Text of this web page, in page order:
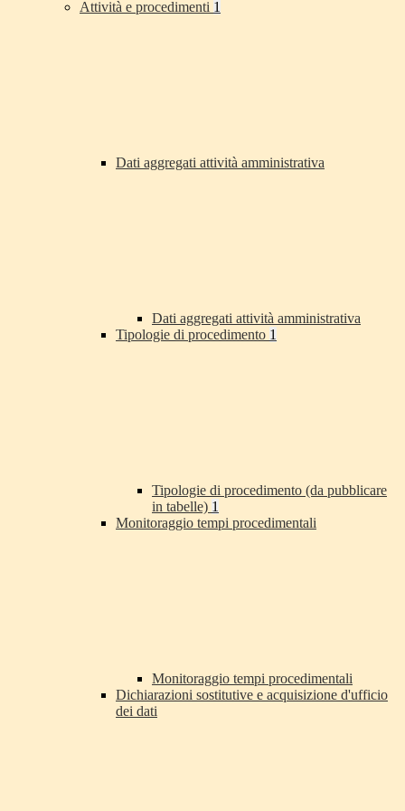
Attività e procedimenti 1
Dati aggregati attività amministrativa
Dati aggregati attività amministrativa
Tipologie di procedimento 1
Tipologie di procedimento (da pubblicare
in tabelle) 1
Monitoraggio tempi procedimentali
Monitoraggio tempi procedimentali
Dichiarazioni sostitutive e acquisizione d'ufficio
dei dati